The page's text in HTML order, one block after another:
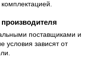
поставщиками и
условия зависят от